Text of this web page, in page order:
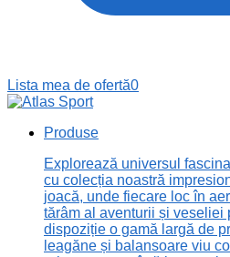
Lista mea de ofertă0
Produse
Explorează universul
cu colecția noastră
joacă, unde fiecare loc în
tărâm al aventurii și veseliei
dispoziție o gamă largă de
leagăne și balansoare viu